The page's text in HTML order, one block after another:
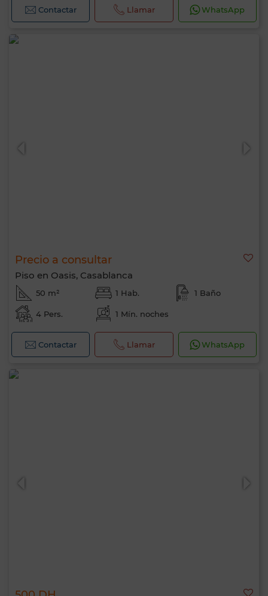
Contactar Llamar WhatsApp
Precio a consultar
Piso en Oasis, Casablanca
50 m² 1 Hab. 1 Baño
4 Pers. 1 Mín. noches
Contactar Llamar WhatsApp